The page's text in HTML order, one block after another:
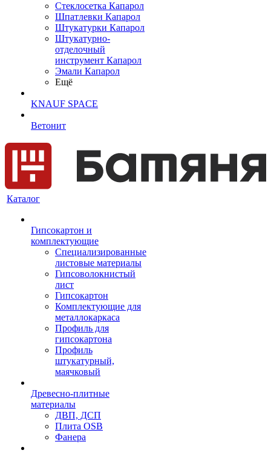
Cтеклосетка Капарол
Шпатлевки Капарол
Штукатурки Капарол
Штукатурно-
отделочный
инструмент Капарол
Эмали Капарол
Ещё
KNAUF SPACE
Ветонит
Каталог
Гипсокартон и
комплектующие
Специализированные
листовые материалы
Гипсоволокнистый
лист
Гипсокартон
Комплектующие для
металлокаркаса
Профиль для
гипсокартона
Профиль
штукатурный,
маячковый
Древесно-плитные
материалы
ДВП, ДСП
Плита OSB
Фанера